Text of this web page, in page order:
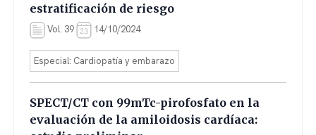
estratificación de riesgo
Vol. 39 14/10/2024
Especial: Cardiopatía y embarazo
SPECT/CT con 99mTc-pirofosfato en la
evaluación de la amiloidosis cardíaca: